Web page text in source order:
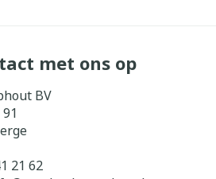
met ons op
BV
21 62